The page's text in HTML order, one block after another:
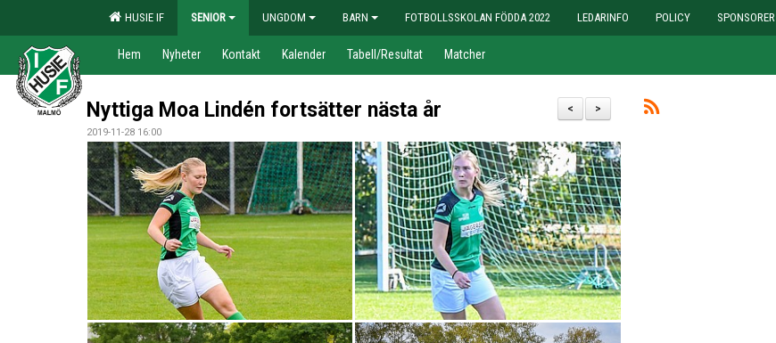
HUSIE IF SENIOR UNGDOM BARN FOTBOLLSSKOLAN FÖDDA 2022 LEDARINFO POLICY SPONSORER
Hem Nyheter Kontakt Kalender Tabell/Resultat Matcher
>
<
Nyttiga Moa Lindén fortsätter nästa år
2019-11-28 16:00